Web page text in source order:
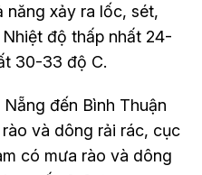
xảy ra lốc, sét,
độ thấp nhất 24-
30-33 độ C.
đến Bình Thuận
và dông rải rác, cục
có mưa rào và dông